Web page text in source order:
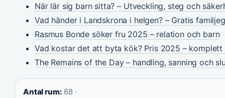
När lär sig barn sitta? – Utveckling, steg och
Vad händer i Landskrona i helgen? – Gratis
Rasmus Bonde söker fru 2025 – relation och barn
Vad kostar det att byta kök? Pris 2025 –
The Remains of the Day – handling, sanning och
Antal rum: 68 ·